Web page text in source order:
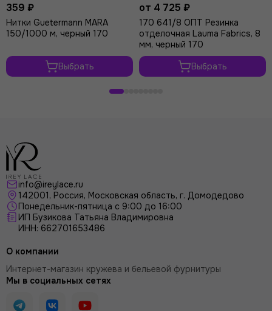
359 ₽
Нитки Guetermann MARA
150/1000 м, черный 170
Выбрать
от 4 725 ₽
170 641/8 ОПТ Резинка
отделочная Lauma Fabrics, 8
мм, черный 170
Выбрать
info@ireylace.ru
142001, Россия, Московская область, г. Домодедово
Понедельник-пятница с 9:00 до 16:00
ИП Бузикова Татьяна Владимировна
ИНН: 662701653486
О компании
Интернет-магазин кружева и бельевой фурнитуры
Мы в социальных сетях